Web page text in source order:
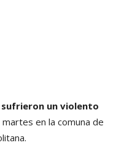
sufrieron un violento
en la comuna de